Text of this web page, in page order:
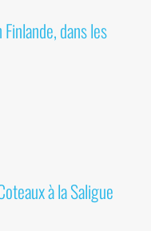
dans les
à la Saligue